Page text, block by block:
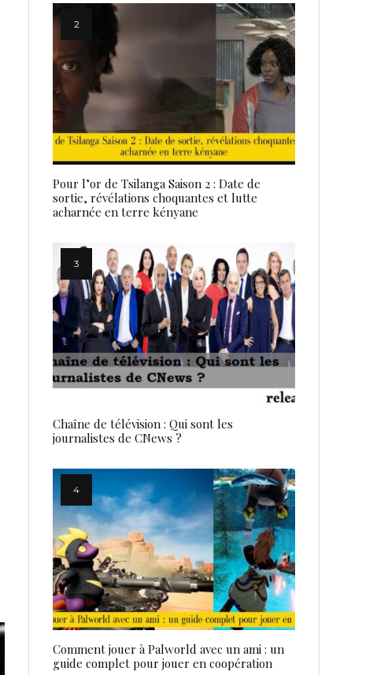
Pour l’or de Tsilanga Saison 2 : Date de
sortie, révélations choquantes et lutte
acharnée en terre kényane
Chaîne de télévision : Qui sont les
journalistes de CNews ?
Comment jouer à Palworld avec un ami : un
guide complet pour jouer en coopération